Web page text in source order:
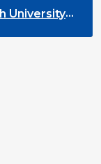
University